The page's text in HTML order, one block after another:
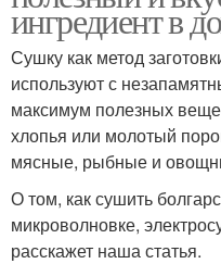
ингредиент в
Сушку как метод
используют с
максимум полезных
хлопья или молотый
мясные, рыбные и
О том, как сушить
микроволновке,
расскажет наша статья.